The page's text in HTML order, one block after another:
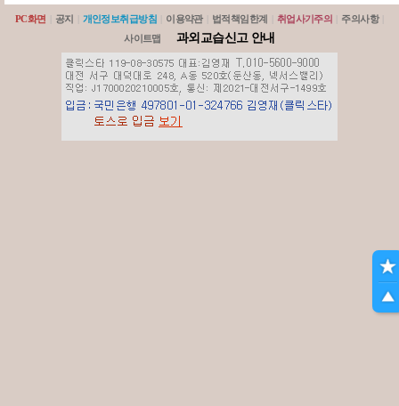
PC화면 공지 개인정보취급방침 이용약관 법적책임한계 취업사기주의 주의사항
사이트맵
과외교습신고 안내